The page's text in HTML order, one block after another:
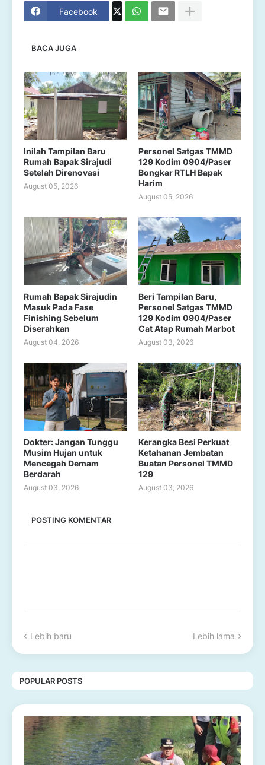
Facebook
BACA JUGA
Inilah Tampilan Baru
Rumah Bapak Sirajudi
Setelah Direnovasi
August 05, 2026
Personel Satgas TMMD
129 Kodim 0904/Paser
Bongkar RTLH Bapak
Harim
August 05, 2026
Rumah Bapak Sirajudin
Masuk Pada Fase
Finishing Sebelum
Diserahkan
August 04, 2026
Beri Tampilan Baru,
Personel Satgas TMMD
129 Kodim 0904/Paser
Cat Atap Rumah Marbot
August 03, 2026
Dokter: Jangan Tunggu
Musim Hujan untuk
Mencegah Demam
Berdarah
August 03, 2026
Kerangka Besi Perkuat
Ketahanan Jembatan
Buatan Personel TMMD
129
August 03, 2026
POSTING KOMENTAR
Lebih baru Lebih lama
POPULAR POSTS